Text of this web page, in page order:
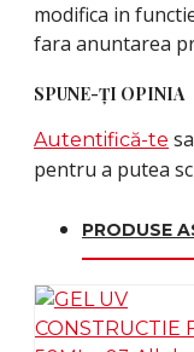
modifica in
fara anuntarea
SPUNE-ŢI OPINIA
Autentifică-te
pentru a putea
PRODUSE